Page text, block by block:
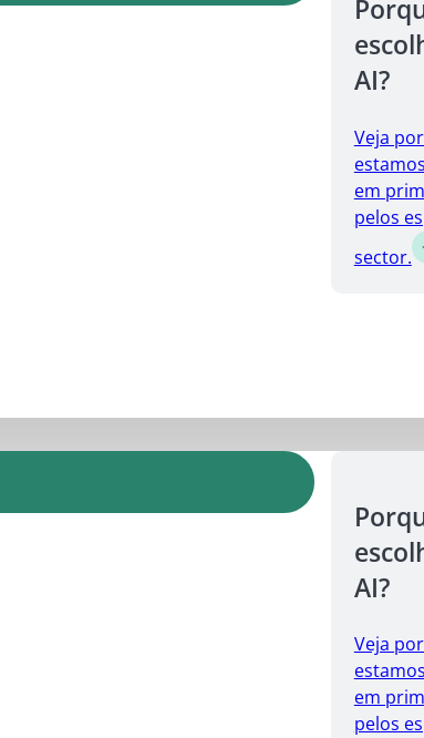
AI?
Veja
em
pelos
sector.
AI?
Veja
em
pelos